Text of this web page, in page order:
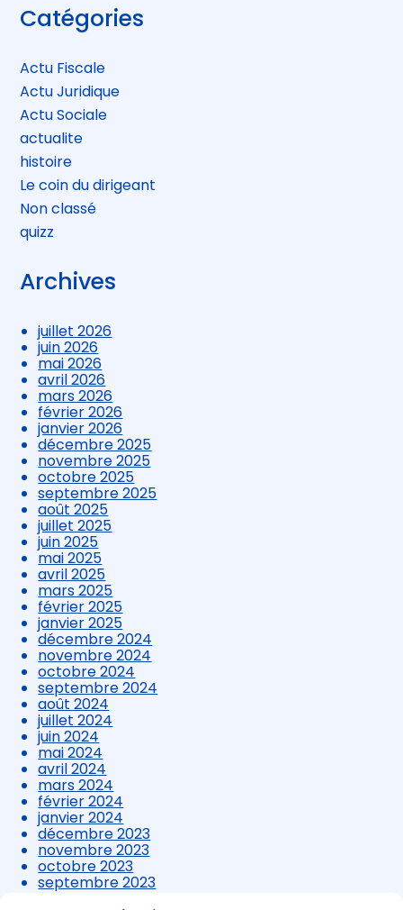
Blog
sidebar
Catégories
Actu Fiscale
Actu Juridique
Actu Sociale
actualite
histoire
Le coin du dirigeant
Non classé
quizz
Archives
juillet 2026
juin 2026
mai 2026
avril 2026
mars 2026
février 2026
janvier 2026
décembre 2025
novembre 2025
octobre 2025
septembre 2025
août 2025
juillet 2025
juin 2025
mai 2025
avril 2025
mars 2025
février 2025
janvier 2025
décembre 2024
novembre 2024
octobre 2024
septembre 2024
août 2024
juillet 2024
juin 2024
mai 2024
avril 2024
mars 2024
février 2024
janvier 2024
décembre 2023
novembre 2023
octobre 2023
septembre 2023
août 2023